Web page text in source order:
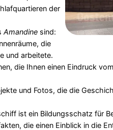
der
Amandinesind:
die
und arbeitete.
die Ihnen einen Eindruck
und Fotos, die die
ist ein Bildungsschatz für
die einen Einblick in die